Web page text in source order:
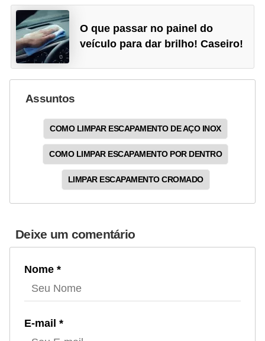
O que passar no painel do
veículo para dar brilho! Caseiro!
Assuntos
COMO LIMPAR ESCAPAMENTO DE AÇO INOX
COMO LIMPAR ESCAPAMENTO POR DENTRO
LIMPAR ESCAPAMENTO CROMADO
Deixe um comentário
Nome *
E-mail *